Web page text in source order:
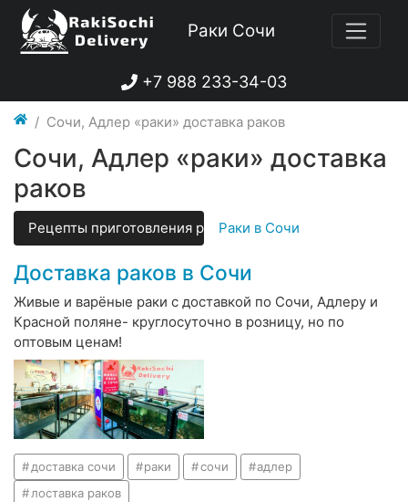
Раки Сочи
+7 988 233-34-03
Сочи, Адлер «раки» доставка раков
Сочи, Адлер «раки» доставка
раков
Рецепты приготовления раковРаки в Сочи
Доставка раков в Сочи
Живые и варёные раки с доставкой по Сочи, Адлеру и
Красной поляне- круглосуточно в розницу, но по
оптовым ценам!
доставка сочи раки сочи
адлер
лоставка раков